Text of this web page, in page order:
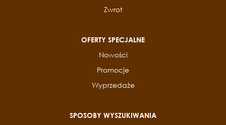
Zwrot
OFERTY SPECJALNE
Nowości
Promocje
Wyprzedaże
SPOSOBY WYSZUKIWANIA